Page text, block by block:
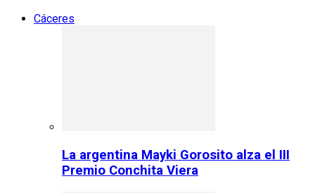
Cáceres
La argentina Mayki Gorosito alza el III
Premio Conchita Viera